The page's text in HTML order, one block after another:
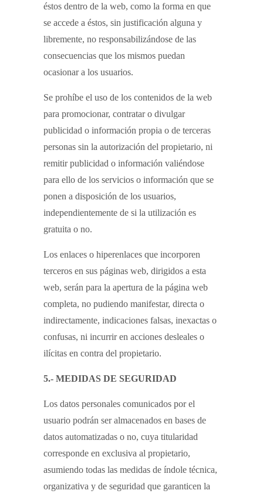
éstos dentro de la web, como la forma en que
se accede a éstos, sin justificación alguna y
libremente, no responsabilizándose de las
consecuencias que los mismos puedan
ocasionar a los usuarios.
Se prohíbe el uso de los contenidos de la web
para promocionar, contratar o divulgar
publicidad o información propia o de terceras
personas sin la autorización del propietario, ni
remitir publicidad o información valiéndose
para ello de los servicios o información que se
ponen a disposición de los usuarios,
independientemente de si la utilización es
gratuita o no.
Los enlaces o hiperenlaces que incorporen
terceros en sus páginas web, dirigidos a esta
web, serán para la apertura de la página web
completa, no pudiendo manifestar, directa o
indirectamente, indicaciones falsas, inexactas o
confusas, ni incurrir en acciones desleales o
ilícitas en contra del propietario.
5.- MEDIDAS DE SEGURIDAD
Los datos personales comunicados por el
usuario podrán ser almacenados en bases de
datos automatizadas o no, cuya titularidad
corresponde en exclusiva al propietario,
asumiendo todas las medidas de índole técnica,
organizativa y de seguridad que garanticen la